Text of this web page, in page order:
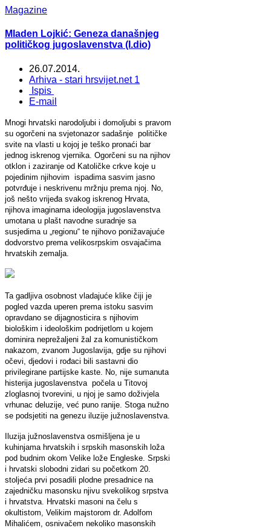
Magazine
Mladen Lojkić: Geneza današnjeg
političkog jugoslavenstva (I.dio)
26.07.2014.
Arhiva - stari hrsvijet.net 1
Ispis
E-mail
Mnogi hrvatski narodoljubi i domoljubi s pravom
su ogorčeni na svjetonazor sadašnje političke
svite na vlasti u kojoj je teško pronaći bar
jednog iskrenog vjernika. Ogorčeni su na njihov
otklon i zaziranje od Katoličke crkve koje u
pojedinim njihovim ispadima sasvim jasno
potvrđuje i neskrivenu mržnju prema njoj. No,
još nešto vrijeđa svakog iskrenog Hrvata,
njihova imaginarna ideologija jugoslavenstva
umotana u plašt navodne suradnje sa
susjedima u „regionu“ te njihovo ponižavajuće
dodvorstvo prema velikosrpskim osvajačima
hrvatskih zemalja.
Ta gadljiva osobnost vladajuće klike čiji je
pogled vazda uperen prema istoku sasvim
opravdano se dijagnosticira s njihovim
biološkim i ideološkim podrijetlom u kojem
dominira neprežaljeni žal za komunističkom
nakazom, zvanom Jugoslavija, gdje su njihovi
očevi, djedovi i rođaci bili sastavni dio
privilegirane partijske kaste. No, nije sumanuta
histerija jugoslavenstva počela u Titovoj
zloglasnoj tvorevini, u njoj je samo doživjela
vrhunac deluzije, već puno ranije. Stoga nužno
se podsjetiti na genezu iluzije južnoslavenstva.
Iluzija južnoslavenstva osmišljena je u
kuhinjama hrvatskih i srpskih masonskih loža
pod budnim okom Velike lože Engleske. Srpski
i hrvatski slobodni zidari su početkom 20.
stoljeća prvi posadili plodne presadnice na
zajedničku masonsku njivu svekolikog srpstva
i hrvatstva. Hrvatski masoni na čelu s
okultistom, Velikim majstorom dr. Adolfom
Mihalićem, osnivačem nekoliko masonskih